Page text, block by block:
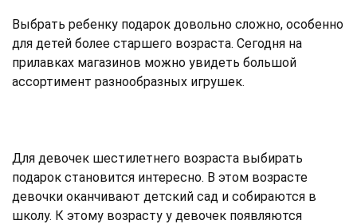
Выбрать ребенку подарок довольно сложно, особенно
для детей более старшего возраста. Сегодня на
прилавках магазинов можно увидеть большой
ассортимент разнообразных игрушек.
Для девочек шестилетнего возраста выбирать
подарок становится интересно. В этом возрасте
девочки оканчивают детский сад и собираются в
школу. К этому возрасту у девочек появляются